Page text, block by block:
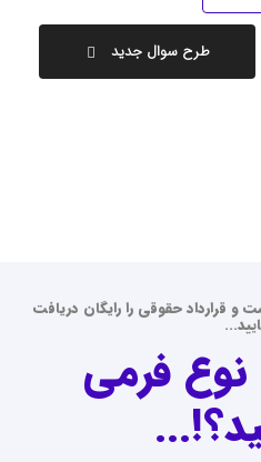
طرح سوال جدید
و قرارداد حقوقی را رایگان دریافت
نوع فرمی